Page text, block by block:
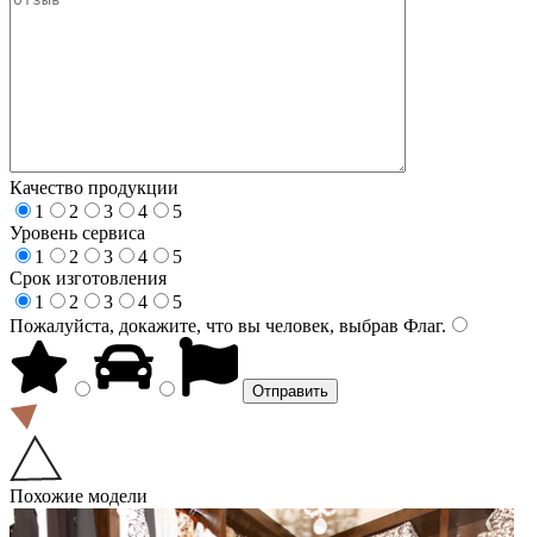
Качество продукции
1
2 3 4
5
Уровень сервиса
1
2 3 4
5
Срок изготовления
1
2 3 4
5
Пожалуйста, докажите, что вы человек, выбрав Флаг.
Похожие модели